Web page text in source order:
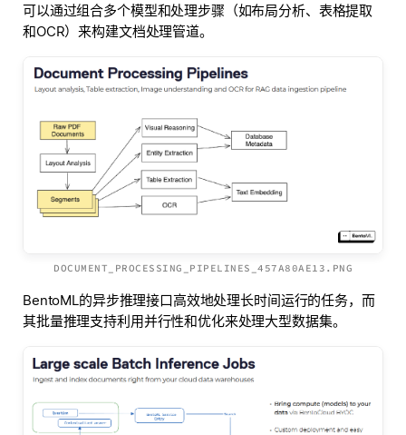
可以通过组合多个模型和处理步骤（如布局分析、表格提取
和OCR）来构建文档处理管道。
DOCUMENT_PROCESSING_PIPELINES_457A80AE13.PNG
BentoML的异步推理接口高效地处理长时间运行的任务，而
其批量推理支持利用并行性和优化来处理大型数据集。